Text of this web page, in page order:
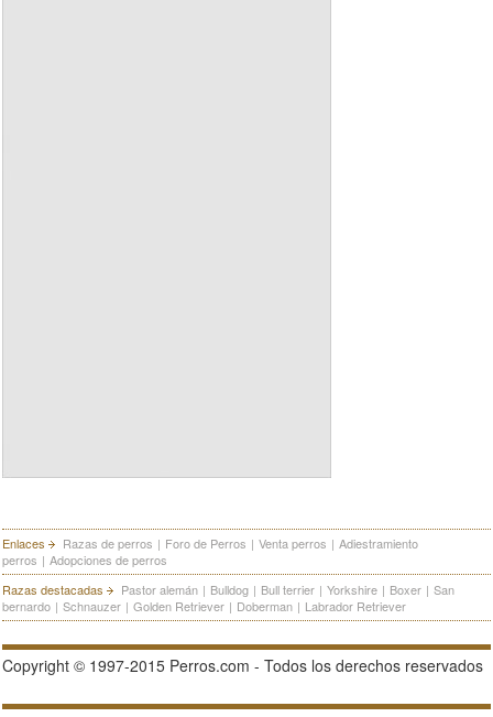
Enlaces Razas de perros | Foro de Perros | Venta perros | Adiestramiento
perros | Adopciones de perros
Razas destacadas
Pastor alemán | Bulldog | Bull terrier | Yorkshire | Boxer | San
bernardo | Schnauzer | Golden Retriever | Doberman | Labrador Retriever
Copyright © 1997-2015 Perros.com - Todos los derechos reservados